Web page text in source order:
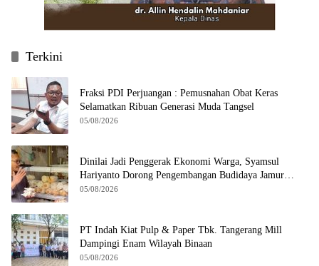
Terkini
Fraksi PDI Perjuangan : Pemusnahan Obat Keras
Selamatkan Ribuan Generasi Muda Tangsel
05/08/2026
Dinilai Jadi Penggerak Ekonomi Warga, Syamsul
Hariyanto Dorong Pengembangan Budidaya Jamur
Crispy di Serpong
05/08/2026
PT Indah Kiat Pulp & Paper Tbk. Tangerang Mill
Dampingi Enam Wilayah Binaan
05/08/2026